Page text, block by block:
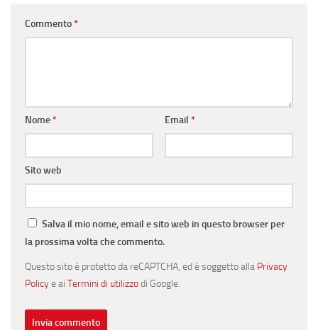
Commento*
Nome* Email *
Sito web
Salva il mio nome, email e sito web in questo browser per
la prossima volta che commento.
Questo sito è protetto da reCAPTCHA, ed è soggetto alla Privacy
Policye ai Termini di utilizzodi Google.